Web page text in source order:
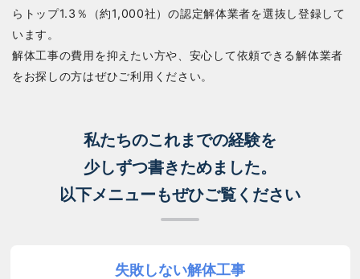
らトップ1.3％（約1,000社）の認定解体業者を選抜し登録して
います。
解体工事の費用を抑えたい方や、安心して依頼できる解体業者
をお探しの方はぜひご利用ください。
私たちのこれまでの経験を
少しずつ書きためました。
以下メニューもぜひご覧ください
失敗しない解体工事